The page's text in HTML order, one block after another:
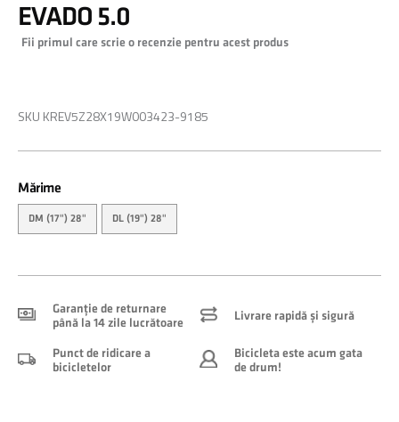
to
the
beginning
gallery
EVADO 5.0
Fii primul care scrie o recenzie pentru acest produs
SKU KREV5Z28X19W003423-9185
Mărime
DM (17") 28" DL (19") 28"
Garanție de returnare
până la 14 zile lucrătoare
Livrare rapidă și sigură
Punct de ridicare a
bicicletelor
Bicicleta este acum gata
de drum!